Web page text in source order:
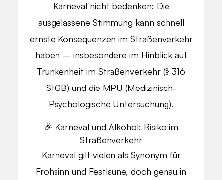
Karneval nicht bedenken: Die
ausgelassene Stimmung kann schnell
ernste Konsequenzen im Straßenverkehr
haben – insbesondere im Hinblick auf
Trunkenheit im Straßenverkehr (§ 316
StGB) und die MPU (Medizinisch-
Psychologische Untersuchung).
🎉 Karneval und Alkohol: Risiko im
Straßenverkehr
Karneval gilt vielen als Synonym für
Frohsinn und Festlaune, doch genau in